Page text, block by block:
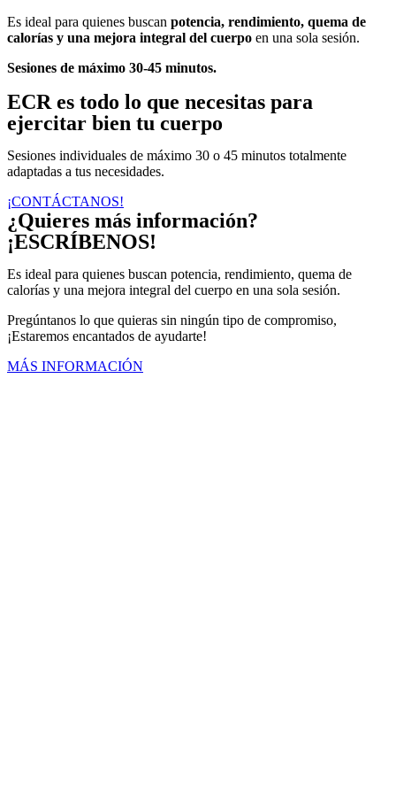
Es ideal para quienes buscan potencia, rendimiento, quema de
calorías y una mejora integral del cuerpo en una sola sesión.
Sesiones de máximo 30-45 minutos.
ECR es todo lo que necesitas para
ejercitar bien tu cuerpo
Sesiones individuales de máximo 30 o 45 minutos totalmente
adaptadas a tus necesidades.
¡CONTÁCTANOS!
¿Quieres más información?
¡ESCRÍBENOS!
Es ideal para quienes buscan potencia, rendimiento, quema de
calorías y una mejora integral del cuerpo en una sola sesión.
Pregúntanos lo que quieras sin ningún tipo de compromiso,
¡Estaremos encantados de ayudarte!
MÁS INFORMACIÓN